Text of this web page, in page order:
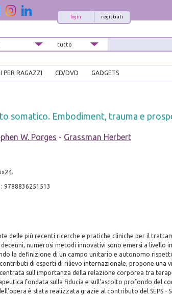
registrati
login
PER RAGAZZI CD/DVD GADGETS
somatico. Embodiment, trauma e
W. Porges - Grassman Herbert
: 9788836251513
delle più recenti ricerche e pratiche cliniche per il
numerosi metodi innovativi sono emersi a livello
la definizione di un campo unitario e autonomo
di esperti di rilievo internazionale, propone una
sull'importanza della relazione corporea tra
fondata sulla fiducia e sull'ascolto profondo del
è stata realizzata grazie al contributo del SEPS -